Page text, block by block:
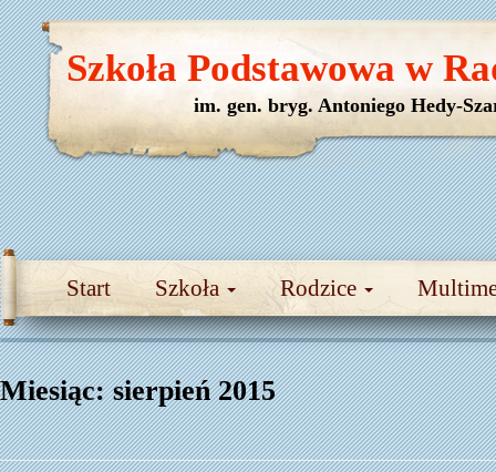
Start Szkoła Rodzice
Szkoła Podstawowa w
im. gen. bryg. Antoniego Hedy-
Miesiąc:sierpień 2015